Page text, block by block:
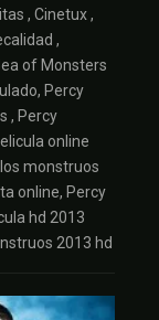
, Cinetux ,
,
of Monsters
Percy
, Percy
online
monstruos
online, Percy
hd 2013
2013 hd